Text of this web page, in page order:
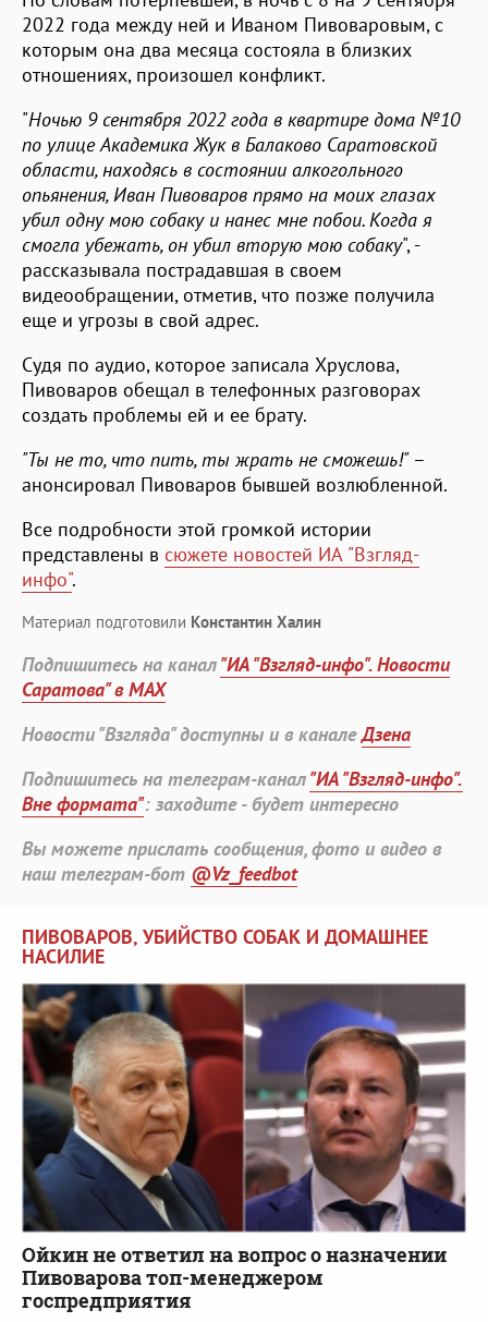
2022 года между ней и Иваном Пивоваровым, с
которым она два месяца состояла в близких
отношениях, произошел конфликт.
"Ночью 9 сентября 2022 года в квартире дома №10
по улице Академика Жук в Балаково Саратовской
области, находясь в состоянии алкогольного
опьянения, Иван Пивоваров прямо на моих глазах
убил одну мою собаку и нанес мне побои. Когда я
смогла убежать, он убил вторую мою собаку", -
рассказывала пострадавшая в своем
видеообращении, отметив, что позже получила
еще и угрозы в свой адрес.
Судя по аудио, которое записала Хруслова,
Пивоваров обещал в телефонных разговорах
создать проблемы ей и ее брату.
"Ты не то, что пить, ты жрать не сможешь!" –
анонсировал Пивоваров бывшей возлюбленной.
Все подробности этой громкой истории
представлены в сюжете новостей ИА "Взгляд-
инфо".
Материал подготовили Константин Халин
Подпишитесь на канал"ИА "Взгляд-инфо". Новости
Саратова" в MAX
Новости "Взгляда" доступны и в каналеДзена
Подпишитесь на телеграм-канал"ИА "Взгляд-инфо".
Вне формата": заходите - будет интересно
Вы можете прислать сообщения, фото и видео в
наш телеграм-бот @Vz_feedbot
ПИВОВАРОВ, УБИЙСТВО СОБАК И ДОМАШНЕЕ
НАСИЛИЕ
Ойкин не ответил на вопрос о назначении
Пивоварова топ-менеджером
госпредприятия